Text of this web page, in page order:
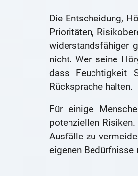
Die Entscheidung,
Prioritäten,
widerstandsfähiger
nicht. Wer seine
dass Feuchtigkeit
Rücksprache halten.
Für einige
potenziellen
Ausfälle zu
eigenen Bedürfnisse